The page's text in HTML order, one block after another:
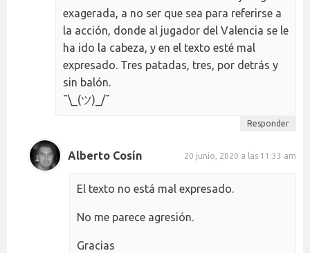
exagerada, a no ser que sea para referirse a
la acción, donde al jugador del Valencia se le
ha ido la cabeza, y en el texto esté mal
expresado. Tres patadas, tres, por detrás y
sin balón.
¯\_(ツ)_/¯
Responder
Alberto Cosín 20 junio, 2020 a las 11:33 am
El texto no está mal expresado.
No me parece agresión.
Gracias